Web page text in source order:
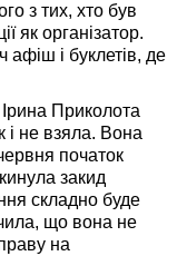
з тих, хто був
як організатор.
афіш і буклетів, де
Приколота
і не взяла. Вона
початок
закид
складно буде
що вона не
на